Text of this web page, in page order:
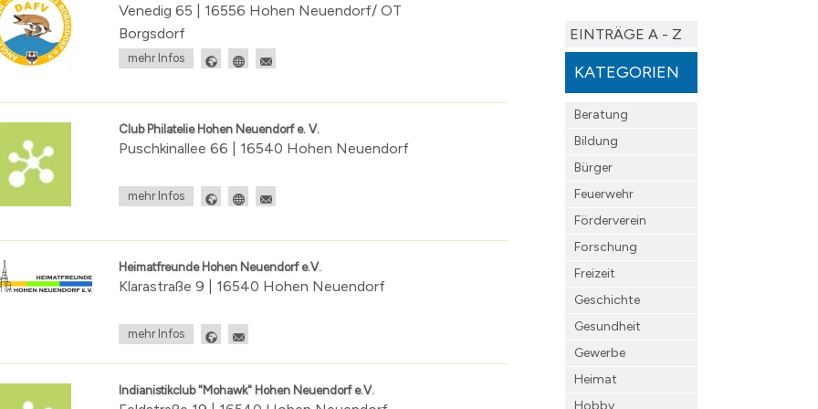
Neuendorf
Bürgermeisterwahl 2023
Landratswahl 2021
Publikationen
Allgemeine Bekanntmachungen
Eigenbetrieb Abwasser und Eigenbetrieb Wohnungswirtschaft
Maerker Online
Offene Kinder- und Jugendtreffs
Teilhabe
Müllheim im Markgräflerland
Interkommunales
Kommunale
Venedig 65 | 16556 Hohen Neuendorf/ OT
Borgsdorf
mehr Infos
Club Philatelie Hohen Neuendorf e. V.
Puschkinallee 66 | 16540 Hohen Neuendorf
mehr Infos
Heimatfreunde Hohen Neuendorf e.V.
Klarastraße 9 | 16540 Hohen Neuendorf
mehr Infos
Indianistikclub "Mohawk" Hohen Neuendorf e.V.
EINTRÄGE A - Z
KATEGORIEN
Beratung
Bildung
Bürger
Feuerwehr
Förderverein
Forschung
Freizeit
Geschichte
Gesundheit
Gewerbe
Heimat